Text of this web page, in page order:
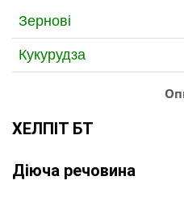
Зернові
Кукурудза
ХЕЛПІТ БТ
Діюча речовина